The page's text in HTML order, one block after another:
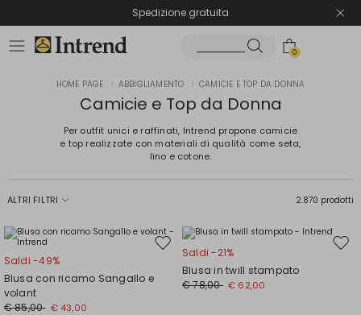
Spedizione gratuita
Reso facile e veloce
0
HOME PAGE ABBIGLIAMENTO CAMICIE E TOP DA DONNA
Camicie e Top da Donna
Per outfit unici e raffinati, Intrend propone camicie
e top realizzate con materiali di qualità come seta,
lino e cotone.
ALTRI FILTRI 2.870 prodotti
Sposta
nella
wishlist
Saldi -49%
Blusa con ricamo Sangallo e
volant
€ 85,00 € 43,00
Saldi -21%
Blusa in twill stampato
€ 78,00 € 62,00